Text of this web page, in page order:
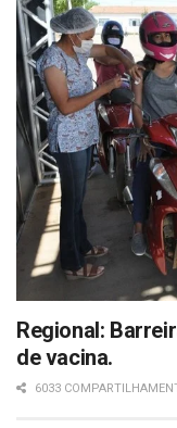
Regional:
de vacina.
6033